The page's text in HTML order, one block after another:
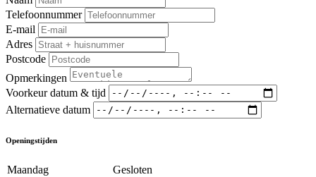
Telefoonnummer
E-mail
Adres
Postcode
Opmerkingen
Voorkeur datum & tijd
Alternatieve datum
Openingstijden
Maandag
Gesloten